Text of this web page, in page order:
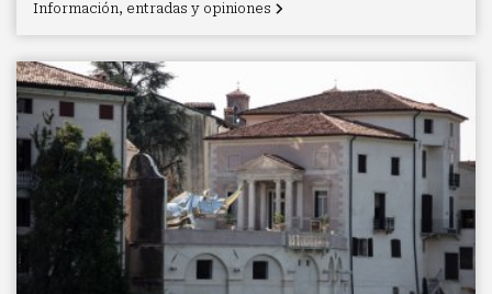
Información, entradas y opiniones